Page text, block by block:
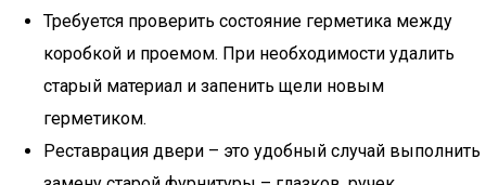
Требуется проверить состояние герметика между
коробкой и проемом. При необходимости удалить
старый материал и запенить щели новым
герметиком.
Реставрация двери – это удобный случай выполнить